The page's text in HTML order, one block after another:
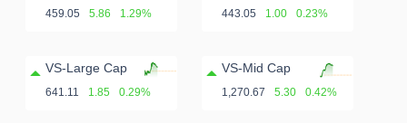
459.05 5.86 1.29% 443.05 1.00 0.23%
VS-Large Cap
641.11 1.85 0.29%
VS-Mid Cap
1,270.67 5.30 0.42%